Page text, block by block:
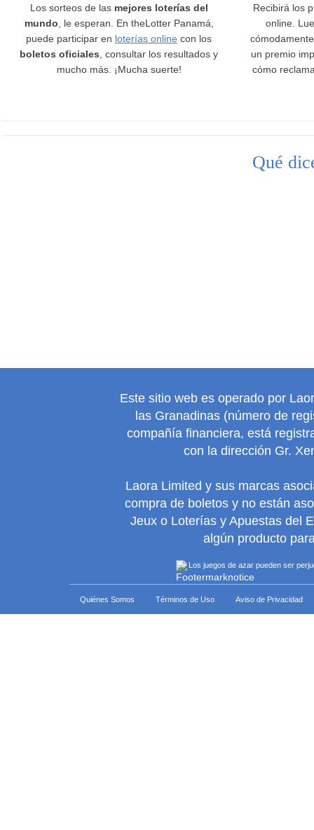
Los sorteos de las mejores loterías del
mundo , le esperan. En theLotter Panamá,
puede participar en loterías online con los
boletos oficiales , consultar los resultados y
mucho más. ¡Mucha suerte!
Recibirá los
online.
un premio
cómo
Qué
Este sitio web es operado por
las Granadinas (número de
compañía financiera, está
con la dirección Gr.
Laora Limited y sus marcas
compra de boletos y no están
Jeux o Loterías y Apuestas del
algún producto
Los juegos de azar pueden ser
Quiénes Somos Términos de Uso Aviso de Privacidad